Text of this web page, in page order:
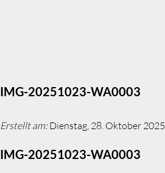
AKTUELLES
IMG-20251023-WA0003
Erstellt am:Dienstag, 28. Oktober 2025
IMG-20251023-WA0003